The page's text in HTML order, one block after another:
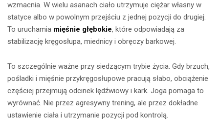
wzmacnia. W wielu asanach ciało utrzymuje ciężar własny w
statyce albo w powolnym przejściu z jednej pozycji do drugiej.
To uruchamia mięśnie głębokie, które odpowiadają za
stabilizację kręgosłupa, miednicy i obręczy barkowej.
To szczególnie ważne przy siedzącym trybie życia. Gdy brzuch,
pośladki i mięśnie przykręgosłupowe pracują słabo, obciążenie
częściej przejmują odcinek lędźwiowy i kark. Joga pomaga to
wyrównać. Nie przez agresywny trening, ale przez dokładne
ustawienie ciała i utrzymanie pozycji pod kontrolą.